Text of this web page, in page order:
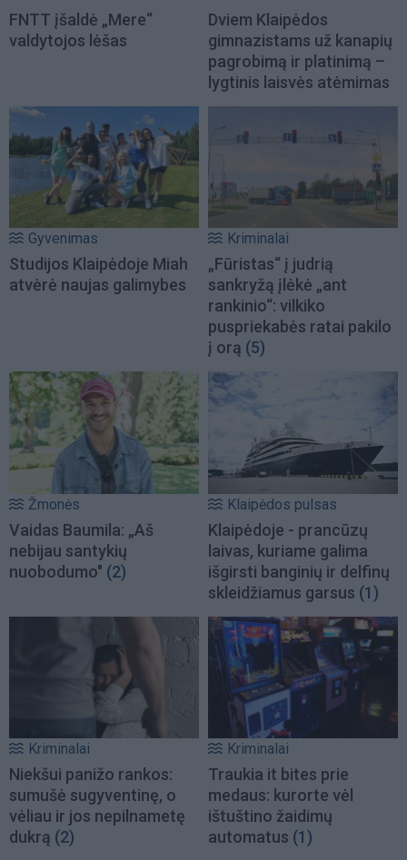
FNTT įšaldė „Mere“
valdytojos lėšas
Dviem Klaipėdos
gimnazistams už kanapių
pagrobimą ir platinimą –
lygtinis laisvės atėmimas
Gyvenimas
Studijos Klaipėdoje Miah
atvėrė naujas galimybes
Kriminalai
„Fūristas“ į judrią
sankryžą įlėkė „ant
rankinio“: vilkiko
puspriekabės ratai pakilo
į orą (5)
Žmonės
Vaidas Baumila: „Aš
nebijau santykių
nuobodumo" (2)
Klaipėdos pulsas
Klaipėdoje - prancūzų
laivas, kuriame galima
išgirsti banginių ir delfinų
skleidžiamus garsus (1)
Kriminalai
Niekšui panižo rankos:
sumušė sugyventinę, o
vėliau ir jos nepilnametę
dukrą (2)
Kriminalai
Traukia it bites prie
medaus: kurorte vėl
ištuštino žaidimų
automatus (1)